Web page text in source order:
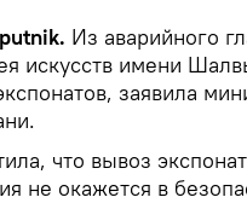
Из аварийного
искусств имени
заявила
что вывоз
не окажется в